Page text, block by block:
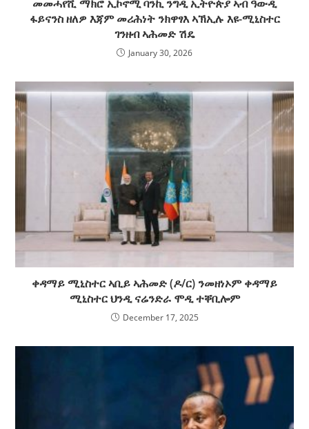
መመሓየሺ ማክሮ ኢኮኖሚ ባንኪ ንግዲ ኢትዮጵያ ኣብ ዓውዲ
ፋይናንስ ዘለዎ እጃም መሪሕነት ንክዋፃእ ኣኽኢሉ እዩ-ሚኒስተር
ገንዘብ ኣሕመድ ሽዴ
January 30, 2026
ቀዳማይ ሚኒስተር ኣቢይ ኣሕመድ (ዶ/ር) ንመዘነኦም ቀዳማይ
ሚኒስተር ህንዲ ናሬንድራ ሞዲ ተቐቢሎም
December 17, 2025